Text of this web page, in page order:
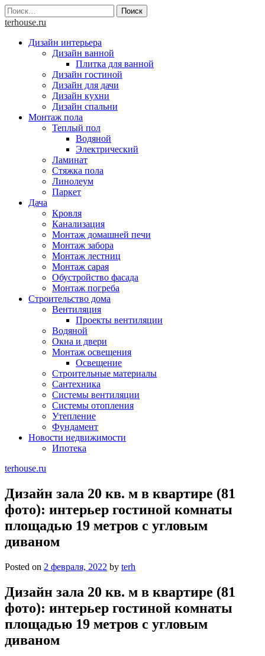
Skip
to
Найти:
terhouse.ru
Дизайн интерьера
Дизайн ванной
Плитка для ванной
Дизайн гостиной
Дизайн для дачи
Дизайн кухни
Дизайн спальни
Монтаж пола
Теплый пол
Водяной
Электрический
Ламинат
Стяжка пола
Линолеум
Паркет
Дача
Кровля
Канализация
Монтаж домашней печи
Монтаж забора
Монтаж лестниц
Монтаж сарая
Обустройство фасада
Монтаж погреба
Строительство дома
Вентиляция
Проекты вентиляции
Водяной
Окна и двери
Монтаж освещения
Освещение
Строительные материалы
Сантехника
Системы вентиляции
Системы отопления
Утепление
Фундамент
Новости недвижимости
Ипотека
terhouse.ru
Дизайн зала 20 кв. м в квартире (81
фото): интерьер гостиной комнаты
площадью 19 метров с угловым
диваном
Posted on 2 февраля, 2022 by terh
Дизайн зала 20 кв. м в квартире (81
фото): интерьер гостиной комнаты
площадью 19 метров с угловым
диваном